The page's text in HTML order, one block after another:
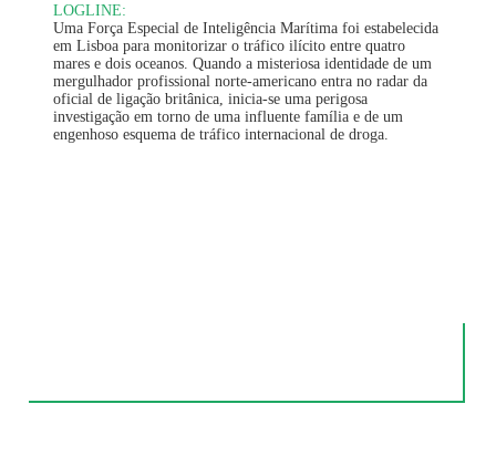
LOGLINE:
Uma Força Especial de Inteligência Marítima foi estabelecida
em Lisboa para monitorizar o tráfico ilícito entre quatro
mares e dois oceanos. Quando a misteriosa identidade de um
mergulhador profissional norte-americano entra no radar da
oficial de ligação britânica, inicia-se uma perigosa
investigação em torno de uma influente família e de um
engenhoso esquema de tráfico internacional de droga.